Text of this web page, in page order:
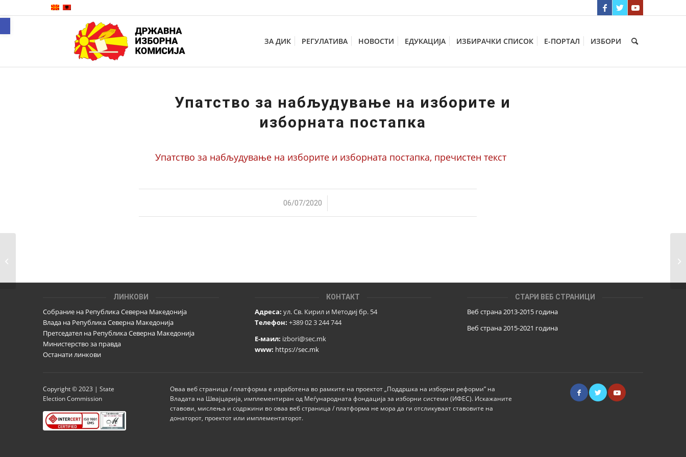
ЗА ДИК РЕГУЛАТИВА НОВОСТИ ЕДУКАЦИЈА ИЗБИРАЧКИ СПИСОК Е-ПОРТАЛ ИЗБОРИ
Упатство за набљудување на изборите и
изборната постапка
Упатство за набљудување на изборите и изборната постапка, пречистен текст
06/07/2020
/
ЛИНКОВИ
Собрание на Република Северна Македонија
Влада на Република Северна Македонија
Претседател на Република Северна Македонија
Министерство за правда
Останати линкови
КОНТАКТ
Адреса: ул. Св. Кирил и Методиј бр. 54
Телефон: +389 02 3 244 744
Е-маил: izbori@sec.mk
www: https://sec.mk
СТАРИ ВЕБ СТРАНИЦИ
Веб страна 2013-2015 година
Веб страна 2015-2021 година
Copyright © 2023 | State
Election Commission
Оваа веб страница / платформа е изработена во рамките на проектот „Поддршка на изборни реформи” на
Владата на Швајцарија, имплементиран од Меѓународната фондација за изборни системи (ИФЕС). Искажаните
ставови, мислења и содржини во оваа веб страница / платформа не мора да ги отсликуваат ставовите на
донаторот, проектот или имплементаторот.
Open toolbar